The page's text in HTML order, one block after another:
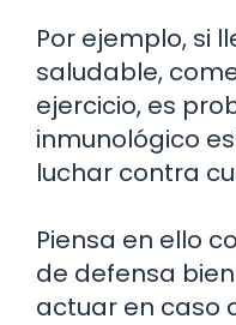
Por ejemplo, si
saludable,
ejercicio, es
inmunológico
luchar contra
Piensa en ello
de defensa
actuar en caso